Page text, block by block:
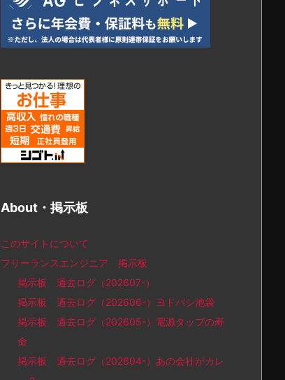
About・掲示板
このサイトについて
フリーランスエンジニア 掲示板
掲示板 過去ログ（202607-）
掲示板 過去ログ（202606-）ヨドバシ池袋
掲示板 過去ログ（202605-）電源タップの寿
命
掲示板 過去ログ（202604-）あの会社がカレ